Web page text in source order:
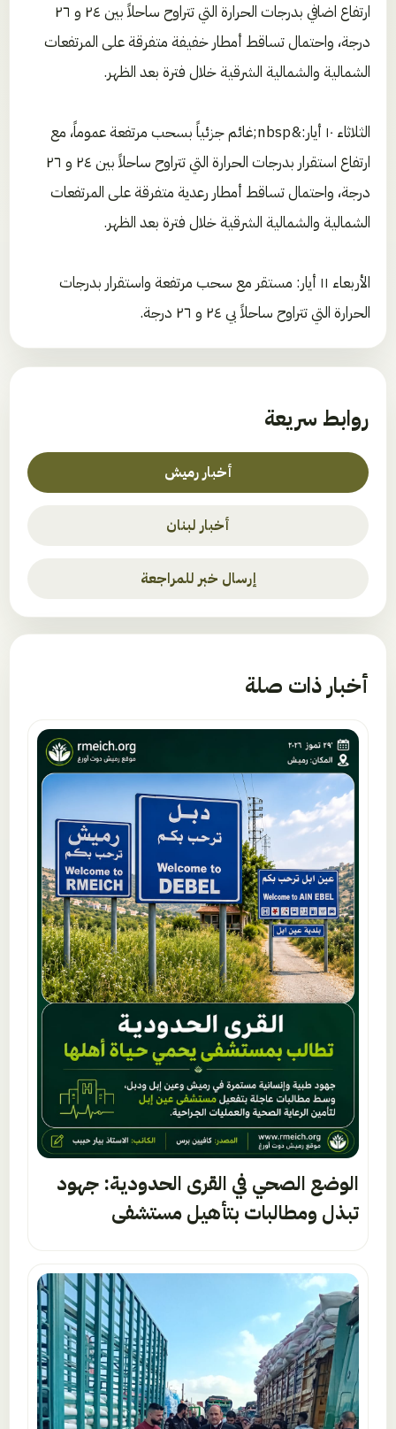
ارتفاع اضافي بدرجات الحرارة التي تتراوح ساحلاً بين ٢٤ و ٢٦
درجة، واحتمال تساقط أمطار خفيفة متفرقة على المرتفعات
الشمالية والشمالية الشرقية خلال فترة بعد الظهر.
الثلاثاء ١٠ أيار:&nbsp;غائم جزئياً بسحب مرتفعة عموماً، مع
ارتفاع استقرار بدرجات الحرارة التي تتراوح ساحلاً بين ٢٤ و ٢٦
درجة، واحتمال تساقط أمطار رعدية متفرقة على المرتفعات
الشمالية والشمالية الشرقية خلال فترة بعد الظهر.
الأربعاء ١١ أيار: مستقر مع سحب مرتفعة واستقرار بدرجات
الحرارة التي تتراوح ساحلاً بي ٢٤ و ٢٦ درجة.
روابط سريعة
أخبار رميش
أخبار لبنان
إرسال خبر للمراجعة
أخبار ذات صلة
الوضع الصحي في القرى الحدودية: جهود
تبذل ومطالبات بتأهيل مستشفى